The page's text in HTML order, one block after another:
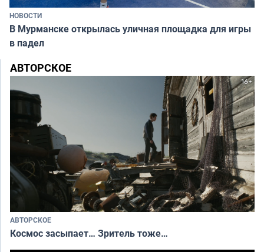
НОВОСТИ
В Мурманске открылась уличная площадка для игры
в падел
АВТОРСКОЕ
АВТОРСКОЕ
Космос засыпает… Зритель тоже…